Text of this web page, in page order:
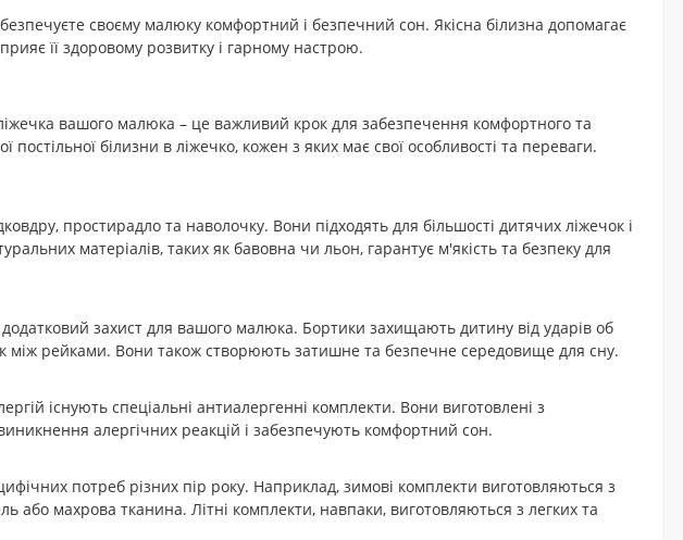
своєму малюку комфортний і безпечний сон. Якісна білизна допомагає
її здоровому розвитку і гарному настрою.
вашого малюка – це важливий крок для забезпечення комфортного та
постільної білизни в ліжечко, кожен з яких має свої особливості та переваги.
простирадло та наволочку. Вони підходять для більшості дитячих ліжечок і
матеріалів, таких як бавовна чи льон, гарантує м'якість та безпеку для
захист для вашого малюка. Бортики захищають дитину від ударів об
між рейками. Вони також створюють затишне та безпечне середовище для сну.
існують спеціальні антиалергенні комплекти. Вони виготовлені з
алергічних реакцій і забезпечують комфортний сон.
потреб різних пір року. Наприклад, зимові комплекти виготовляються з
або махрова тканина. Літні комплекти, навпаки, виготовляються з легких та